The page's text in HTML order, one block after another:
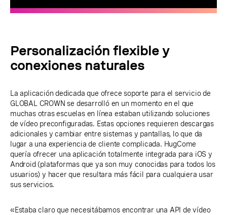
Personalización flexible y
conexiones naturales
La aplicación dedicada que ofrece soporte para el servicio de
GLOBAL CROWN se desarrolló en un momento en el que
muchas otras escuelas en línea estaban utilizando soluciones
de vídeo preconfiguradas. Estas opciones requieren descargas
adicionales y cambiar entre sistemas y pantallas, lo que da
lugar a una experiencia de cliente complicada. HugCome
quería ofrecer una aplicación totalmente integrada para iOS y
Android (plataformas que ya son muy conocidas para todos los
usuarios) y hacer que resultara más fácil para cualquiera usar
sus servicios.
«Estaba claro que necesitábamos encontrar una API de vídeo